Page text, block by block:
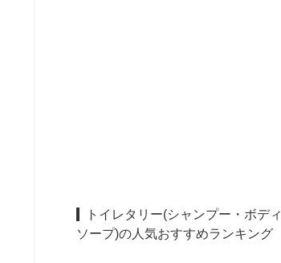
トイレタリー(シャンプー・ボディ
ソープ)の人気おすすめランキング